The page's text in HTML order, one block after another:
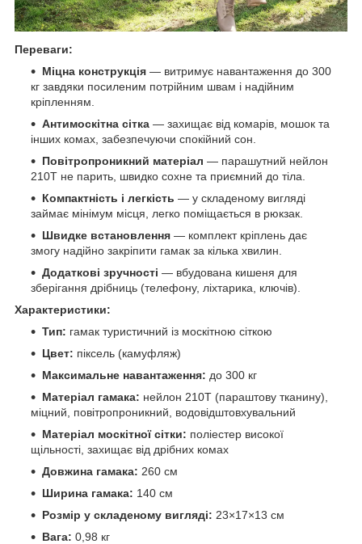
Переваги:
Міцна конструкція — витримує навантаження до 300
кг завдяки посиленим потрійним швам і надійним
кріпленням.
Антимоскітна сітка — захищає від комарів, мошок та
інших комах, забезпечуючи спокійний сон.
Повітропроникний матеріал — парашутний нейлон
210T не парить, швидко сохне та приємний до тіла.
Компактність і легкість — у складеному вигляді
займає мінімум місця, легко поміщається в рюкзак.
Швидке встановлення — комплект кріплень дає
змогу надійно закріпити гамак за кілька хвилин.
Додаткові зручності — вбудована кишеня для
зберігання дрібниць (телефону, ліхтарика, ключів).
Характеристики:
Тип: гамак туристичний із москітною сіткою
Цвет: піксель (камуфляж)
Максимальне навантаження: до 300 кг
Матеріал гамака: нейлон 210T (параштову тканину),
міцний, повітропроникний, водовідштовхувальний
Матеріал москітної сітки: поліестер високої
щільності, захищає від дрібних комах
Довжина гамака: 260 см
Ширина гамака: 140 см
Розмір у складеному вигляді: 23×17×13 см
Вага: 0,98 кг